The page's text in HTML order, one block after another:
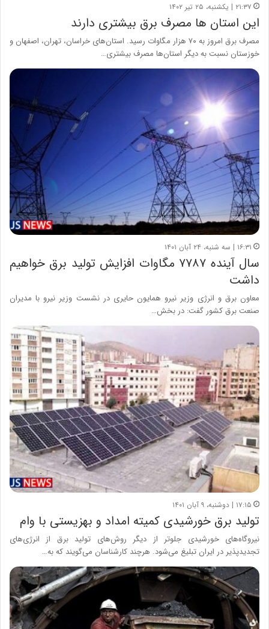
۲۱:۳۷ | یکشنبه، ۲۵ تیر ۱۴۰۲
این استان ها مصرف برق بیشتری دارند
مصرف برق امروز به ۷۰ هزار مگاوات رسید. استان‌های خراسان، تهران، اصفهان و
خوزستان نسبت به دیگر استان‌ها مصرف بیشتری…
۱۶:۳۱ | سه شنبه، ۲۴ آبان ۱۴۰۱
سال آینده ۷۷۸۷ مگاوات افزایش تولید برق خواهیم
داشت
معاون برق و انرژی وزیر نیرو همایون حایری در نشست وزیر نیرو با مدیران
صنعت برق کشور گفت: در بخش…
۱۷:۱۵ | دوشنبه، ۹ آبان ۱۴۰۱
تولید برق خورشیدی کمیته امداد و بهزیستی با وام
نیروگاه‌های خورشیدی جلوتر از دیگر روش‌های تولید برق از انرژی‌های
تجدیدپذیر در ایران تبلیغ می‌شود. هرچند کارشناسان می‌گویند که به…